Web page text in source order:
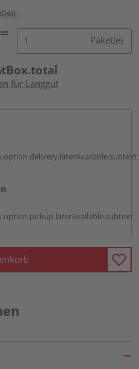
Paket(e)
für Langgut